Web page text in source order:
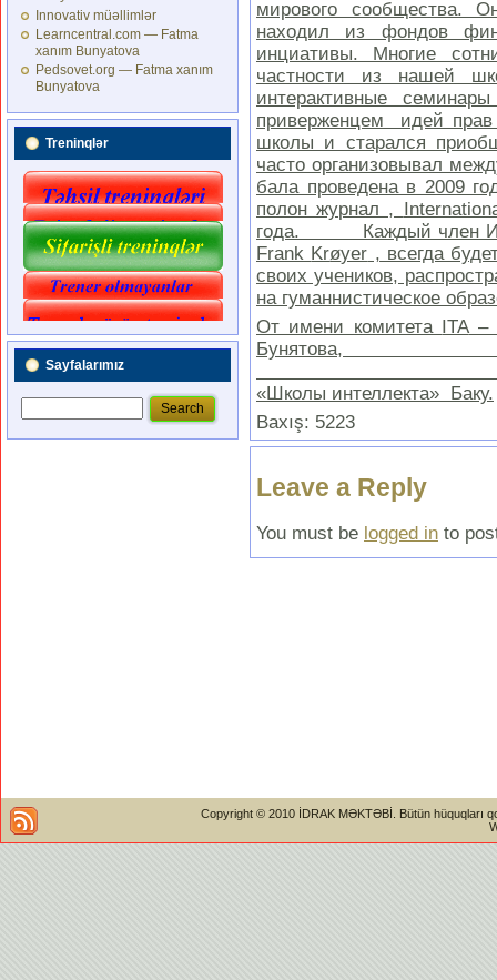
Innovativ müəllimlər
Learncentral.com — Fatma
xanım Bunyatova
Pedsovet.org — Fatma xanım
Bunyatova
Treninqlər
Sayfalarımız
мирового сообщества.
находил из фондов
инциативы. Многие
частности из нашей
интерактивные
приверженцем идей прав
школы и старался
часто организовывал
бала проведена в
полон журнал ,
года. Каждый член ИТА
Frank Krøyer , всегда
своих учеников,
на гуманнистическое
От имени комитета ITA–
«Школы интеллекта» Баку.
Baxış: 5223
Leave a Reply
You must be logged in to
Copyright © 2010 İDRAK MƏKTƏBİ. Bütün hüquqları